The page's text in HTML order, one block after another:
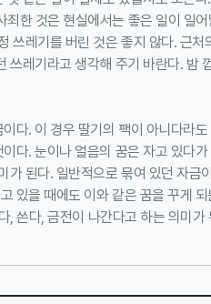
한 것은 현실에서는 좋은 일이 일
쓰레기를 버린 것은 좋지 않다. 근
레기라고 생각해 주기 바란다. 밤
다. 이 경우 딸기의 팩이 아니다라
다. 눈이나 얼음의 꿈은 자고 있다
된다. 일반적으로 묶여 있던 자금
있을 때에도 이와 같은 꿈을 꾸게
쓴다, 금전이 나간다고 하는 의미